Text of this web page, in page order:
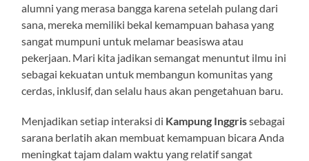
alumni yang merasa bangga karena setelah pulang dari
sana, mereka memiliki bekal kemampuan bahasa yang
sangat mumpuni untuk melamar beasiswa atau
pekerjaan. Mari kita jadikan semangat menuntut ilmu ini
sebagai kekuatan untuk membangun komunitas yang
cerdas, inklusif, dan selalu haus akan pengetahuan baru.
Menjadikan setiap interaksi di Kampung Inggrissebagai
sarana berlatih akan membuat kemampuan bicara Anda
meningkat tajam dalam waktu yang relatif sangat